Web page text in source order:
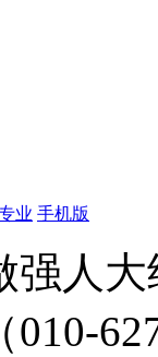
业 手机版
强人